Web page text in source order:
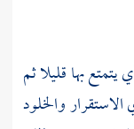
يتمتع بها قليلا ثم
الاستقرار والخلود